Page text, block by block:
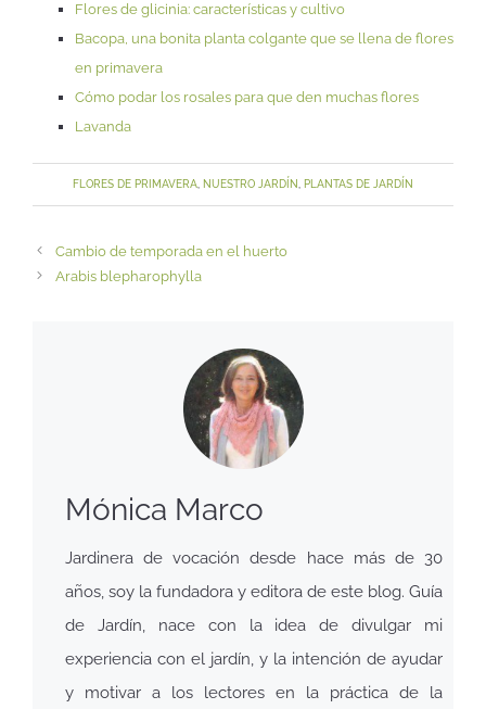
Flores de glicinia: características y cultivo
Bacopa, una bonita planta colgante que se llena de flores
en primavera
Cómo podar los rosales para que den muchas flores
Lavanda
FLORES DE PRIMAVERA NUESTRO JARDÍN PLANTAS DE JARDÍN
Cambio de temporada en el huerto
Arabis blepharophylla
Mónica Marco
Jardinera de vocación desde hace más de 30
años, soy la fundadora y editora de este blog. Guía
de Jardín, nace con la idea de divulgar mi
experiencia con el jardín, y la intención de ayudar
y motivar a los lectores en la práctica de la